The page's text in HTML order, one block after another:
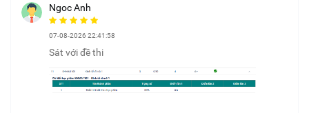
Ngoc Anh
07-08-2026 22:41:58
Sát với đề thi